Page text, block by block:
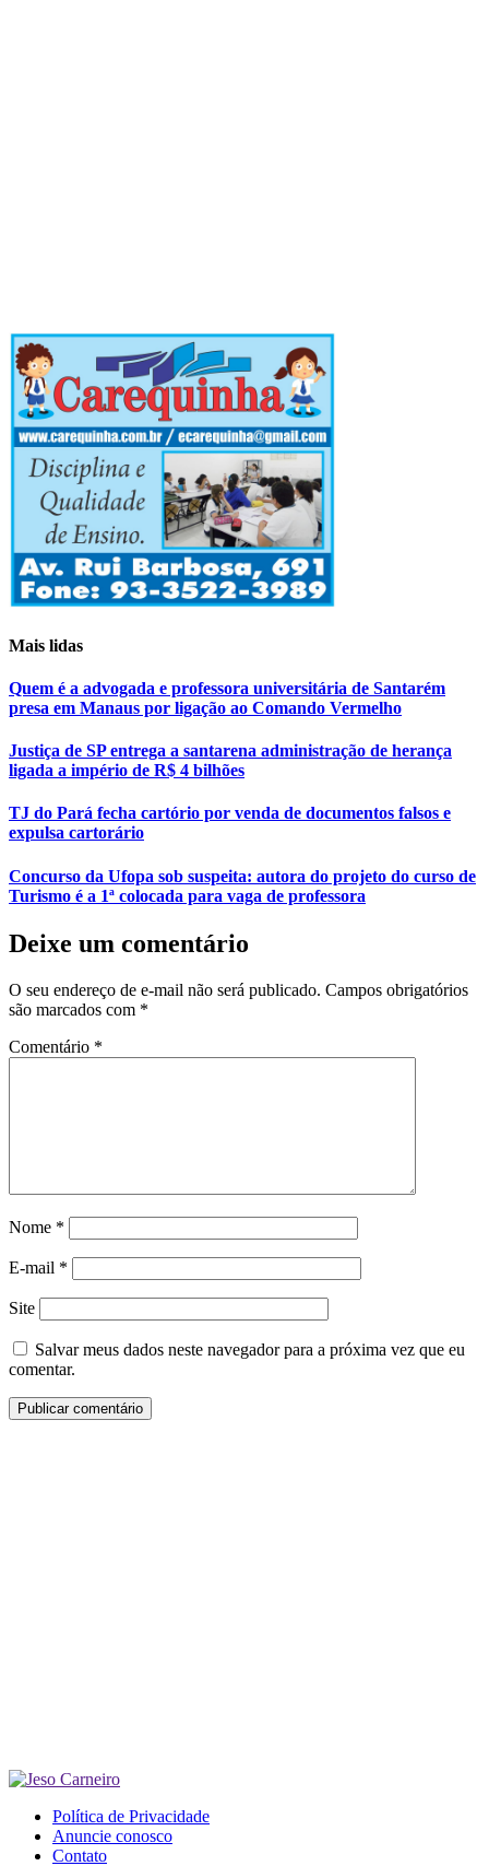
Mais lidas
Quem é a advogada e professora universitária de Santarém
presa em Manaus por ligação ao Comando Vermelho
Justiça de SP entrega a santarena administração de herança
ligada a império de R$ 4 bilhões
TJ do Pará fecha cartório por venda de documentos falsos e
expulsa cartorário
Concurso da Ufopa sob suspeita: autora do projeto do curso de
Turismo é a 1ª colocada para vaga de professora
Deixe um comentário
O seu endereço de e-mail não será publicado. Campos obrigatórios
são marcados com *
Comentário *
Nome *
E-mail *
Site
Salvar meus dados neste navegador para a próxima vez que eu
comentar.
Política de Privacidade
Anuncie conosco
Contato